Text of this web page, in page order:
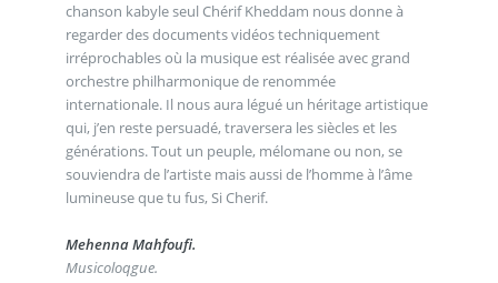
chanson kabyle seul Chérif Kheddam nous donne à
regarder des documents vidéos techniquement
irréprochables où la musique est réalisée avec grand
orchestre philharmonique de renommée
internationale. Il nous aura légué un héritage artistique
qui, j’en reste persuadé, traversera les siècles et les
générations. Tout un peuple, mélomane ou non, se
souviendra de l’artiste mais aussi de l’homme à l’âme
lumineuse que tu fus, Si Cherif.
Mehenna Mahfoufi.
Musicoloqgue.